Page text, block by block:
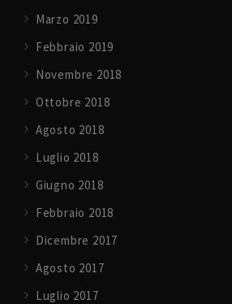
Marzo 2019
Febbraio 2019
Novembre 2018
Ottobre 2018
Agosto 2018
Luglio 2018
Giugno 2018
Febbraio 2018
Dicembre 2017
Agosto 2017
Luglio 2017